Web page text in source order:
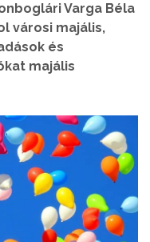
Varga Béla
városi majális,
és
majális